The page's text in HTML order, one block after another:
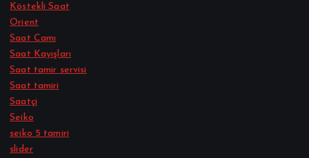
Köstekli Saat
Orient
Saat Camı
Saat Kayışları
Saat tamir servisi
Saat tamiri
Saatçi
Seiko
seiko 5 tamiri
slider